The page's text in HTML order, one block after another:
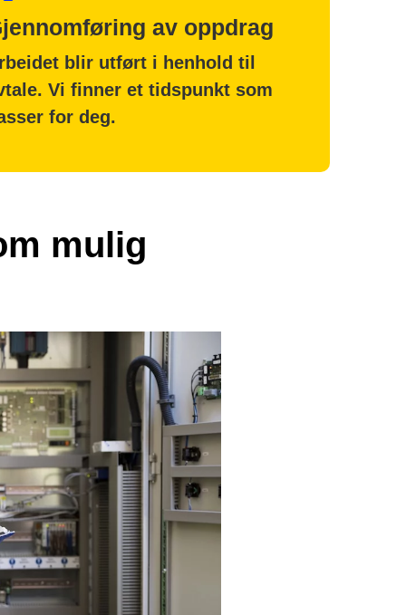
av oppdrag
blir utført i henhold til
Vi finner et tidspunkt som
for deg.
mulig